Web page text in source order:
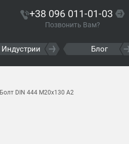
+38 096 011-01-03
Позвонить Вам?
Индустрии Блог
Болт DIN 444 M20x130 A2